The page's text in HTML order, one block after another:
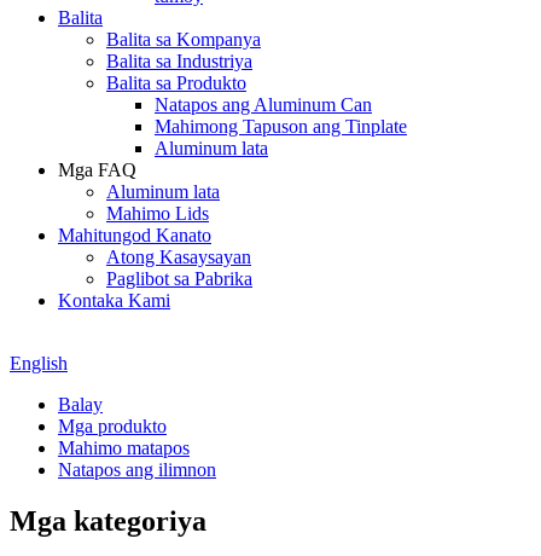
Balita
Balita sa Kompanya
Balita sa Industriya
Balita sa Produkto
Natapos ang Aluminum Can
Mahimong Tapuson ang Tinplate
Aluminum lata
Mga FAQ
Aluminum lata
Mahimo Lids
Mahitungod Kanato
Atong Kasaysayan
Paglibot sa Pabrika
Kontaka Kami
English
Balay
Mga produkto
Mahimo matapos
Natapos ang ilimnon
Mga kategoriya